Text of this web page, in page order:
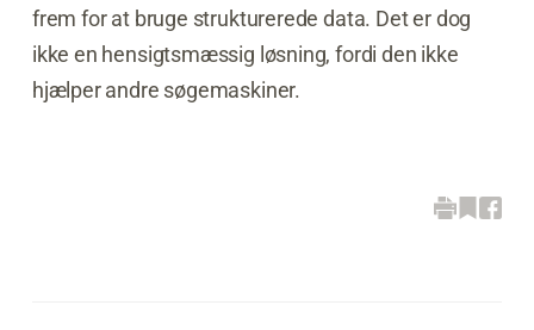
frem for at bruge strukturerede data. Det er dog
ikke en hensigtsmæssig løsning, fordi den ikke
hjælper andre søgemaskiner.